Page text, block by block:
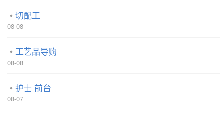
切配工
08-08
工艺品导购
08-08
护士 前台
08-07